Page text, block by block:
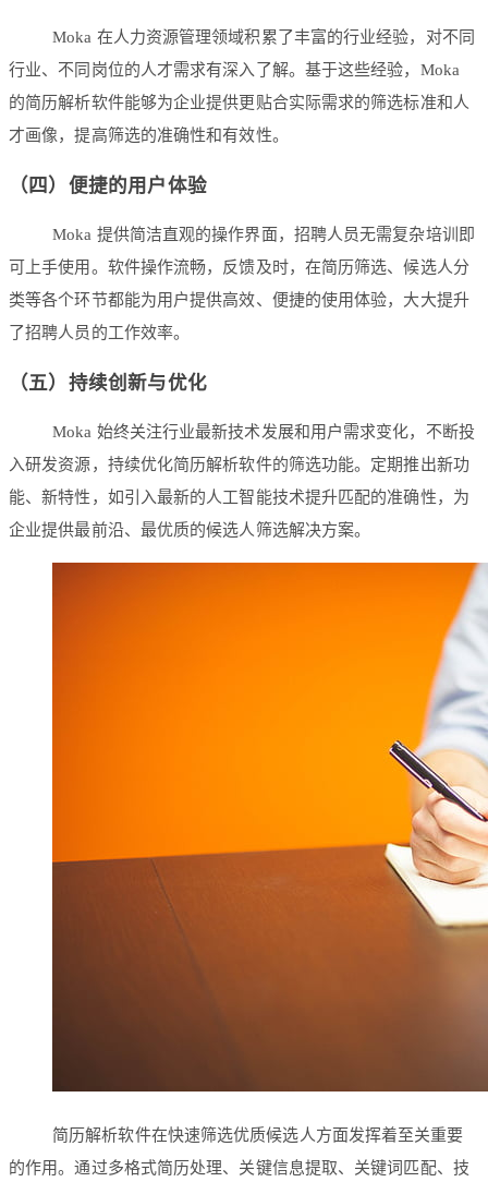
Moka 在人力资源管理领域积累了丰富的行业经验，对不同
行业、不同岗位的人才需求有深入了解。基于这些经验，Moka
的简历解析软件能够为企业提供更贴合实际需求的筛选标准和人
才画像，提高筛选的准确性和有效性。
（四）便捷的用户体验
Moka 提供简洁直观的操作界面，招聘人员无需复杂培训即
可上手使用。软件操作流畅，反馈及时，在简历筛选、候选人分
类等各个环节都能为用户提供高效、便捷的使用体验，大大提升
了招聘人员的工作效率。
（五）持续创新与优化
Moka 始终关注行业最新技术发展和用户需求变化，不断投
入研发资源，持续优化简历解析软件的筛选功能。定期推出新功
能、新特性，如引入最新的人工智能技术提升匹配的准确性，为
企业提供最前沿、最优质的候选人筛选解决方案。
简历解析软件在快速筛选优质候选人方面发挥着至关重要
的作用。通过多格式简历处理、关键信息提取、关键词匹配、技